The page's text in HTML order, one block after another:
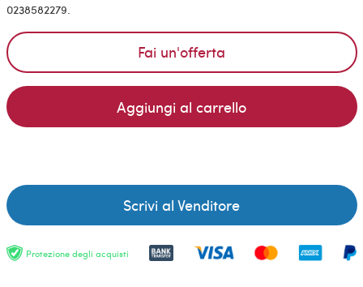
0238582279.
Fai un'offerta
Aggiungi al carrello
Scrivi al Venditore
Protezione degli acquisti